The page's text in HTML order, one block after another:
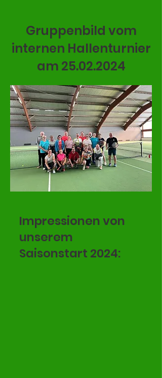
Gruppenbild vom
internen Hallenturnier
am 25.02.2024
Impressionen von
unserem
Saisonstart 2024: